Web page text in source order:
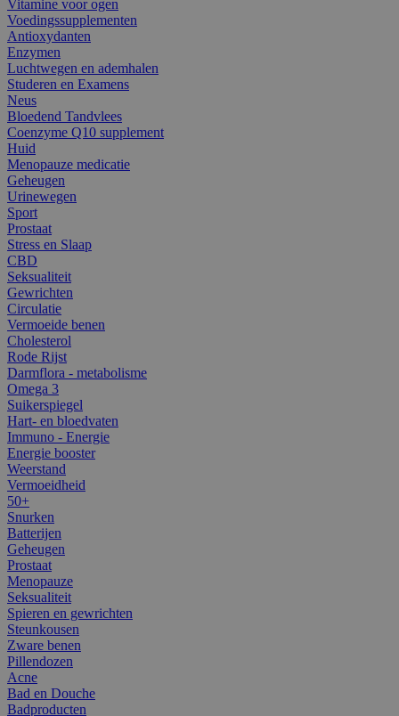
Vitamine voor ogen
Voedingssupplementen
Antioxydanten
Enzymen
Luchtwegen en ademhalen
Studeren en Examens
Neus
Bloedend Tandvlees
Coenzyme Q10 supplement
Huid
Menopauze medicatie
Geheugen
Urinewegen
Sport
Prostaat
Stress en Slaap
CBD
Seksualiteit
Gewrichten
Circulatie
Vermoeide benen
Cholesterol
Rode Rijst
Darmflora - metabolisme
Omega 3
Suikerspiegel
Hart- en bloedvaten
Immuno - Energie
Energie booster
Weerstand
Vermoeidheid
50+
Snurken
Batterijen
Geheugen
Prostaat
Menopauze
Seksualiteit
Spieren en gewrichten
Steunkousen
Zware benen
Pillendozen
Acne
Bad en Douche
Badproducten